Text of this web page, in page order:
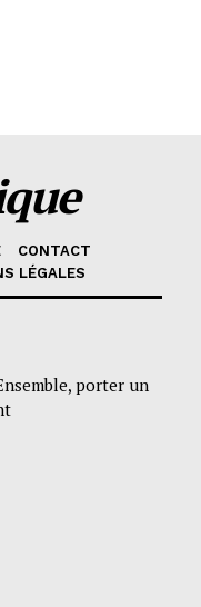
CONTACT
LÉGALES
porter un